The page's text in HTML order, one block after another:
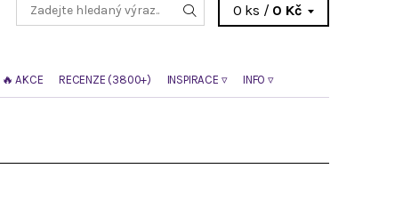
0 ks / 0 Kč
🔥 AKCE RECENZE (3800+) INSPIRACE ▿ INFO ▿